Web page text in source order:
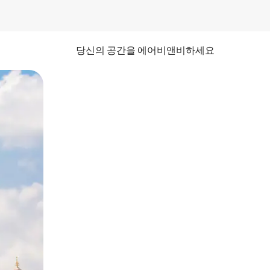
당신의 공간을 에어비앤비하세요